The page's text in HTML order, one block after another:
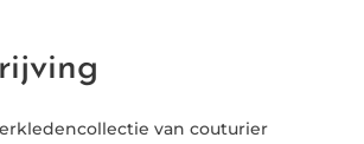
van couturier